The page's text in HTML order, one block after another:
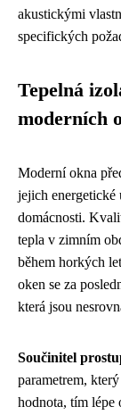
akustickými
specifických
Tepelná
moderních
Moderní okna
jejich energetické
domácnosti.
tepla v zimním
během horkých
oken se za
která jsou
Součinitel
parametrem,
hodnota, tím lépe